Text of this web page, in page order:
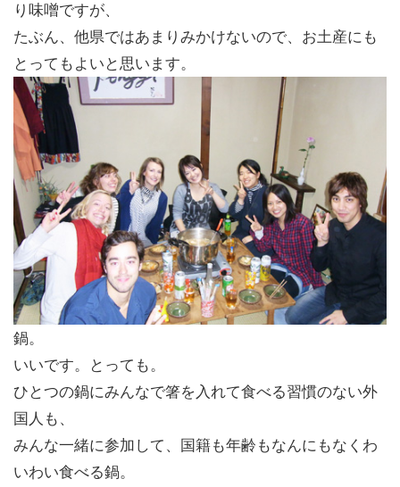
り味噌ですが、
たぶん、他県ではあまりみかけないので、お土産にも
とってもよいと思います。
鍋。
いいです。とっても。
ひとつの鍋にみんなで箸を入れて食べる習慣のない外
国人も、
みんな一緒に参加して、国籍も年齢もなんにもなくわ
いわい食べる鍋。